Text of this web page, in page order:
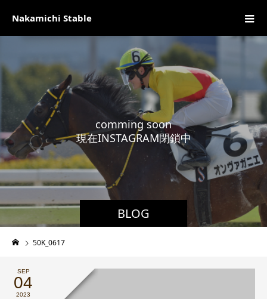
Nakamichi Stable
BLOG
comming soon
現在INSTAGRAM閉鎖中
50K_0617
SEP
04
2023